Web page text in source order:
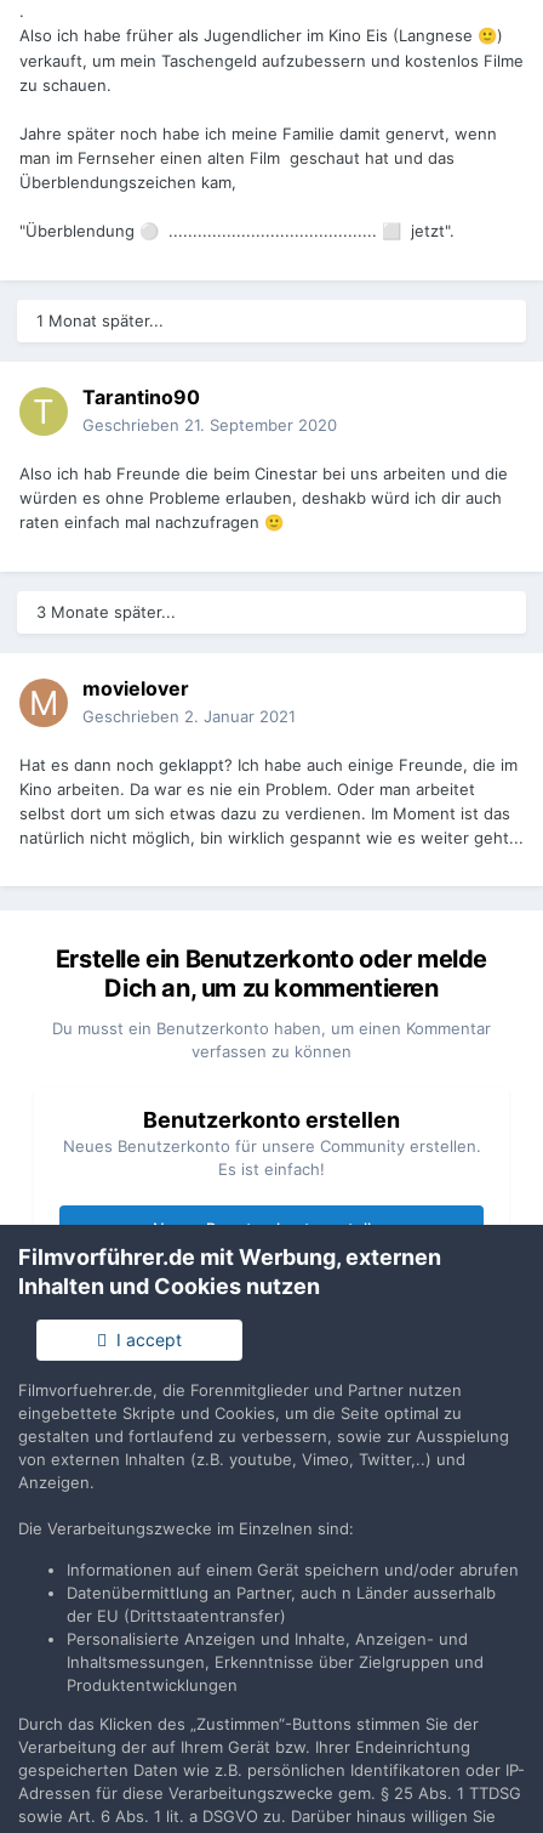
.
Also ich habe früher als Jugendlicher im Kino Eis (Langnese 🙂)
verkauft, um mein Taschengeld aufzubessern und kostenlos Filme
zu schauen.
Jahre später noch habe ich meine Familie damit genervt, wenn
man im Fernseher einen alten Film geschaut hat und das
Überblendungszeichen kam,
"Überblendung ⚪ ........................................... ⬜ jetzt".
1 Monat später...
Tarantino90
Geschrieben 21. September 2020
Also ich hab Freunde die beim Cinestar bei uns arbeiten und die
würden es ohne Probleme erlauben, deshakb würd ich dir auch
raten einfach mal nachzufragen 🙂
3 Monate später...
movielover
Geschrieben 2. Januar 2021
Hat es dann noch geklappt? Ich habe auch einige Freunde, die im
Kino arbeiten. Da war es nie ein Problem. Oder man arbeitet
selbst dort um sich etwas dazu zu verdienen. Im Moment ist das
natürlich nicht möglich, bin wirklich gespannt wie es weiter geht...
Erstelle ein Benutzerkonto oder melde
Dich an, um zu kommentieren
Du musst ein Benutzerkonto haben, um einen Kommentar
verfassen zu können
Benutzerkonto erstellen
Neues Benutzerkonto für unsere Community erstellen.
Es ist einfach!
Neues Benutzerkonto erstellen
Du hast bereits ein Benutzerkonto? Melde Dich hier an.
Jetzt anmelden
Teilen Folgen
Zur Themenübersicht
Filmvorführer.de via Google durchsuchen:
Sprache
Impressum / Datenschutzerklärung
Filmvorführer.de mit Werbung, externen
Inhalten und Cookies nutzen
I accept
Filmvorfuehrer.de, die Forenmitglieder und Partner nutzen
eingebettete Skripte und Cookies, um die Seite optimal zu
gestalten und fortlaufend zu verbessern, sowie zur Ausspielung
von externen Inhalten (z.B. youtube, Vimeo, Twitter,..) und
Anzeigen.
Die Verarbeitungszwecke im Einzelnen sind:
Informationen auf einem Gerät speichern und/oder abrufen
Datenübermittlung an Partner, auch n Länder ausserhalb
der EU (Drittstaatentransfer)
Personalisierte Anzeigen und Inhalte, Anzeigen- und
Inhaltsmessungen, Erkenntnisse über Zielgruppen und
Produktentwicklungen
Durch das Klicken des „Zustimmen“-Buttons stimmen Sie der
Verarbeitung der auf Ihrem Gerät bzw. Ihrer Endeinrichtung
gespeicherten Daten wie z.B. persönlichen Identifikatoren oder IP-
Adressen für diese Verarbeitungszwecke gem. § 25 Abs. 1 TTDSG
sowie Art. 6 Abs. 1 lit. a DSGVO zu. Darüber hinaus willigen Sie